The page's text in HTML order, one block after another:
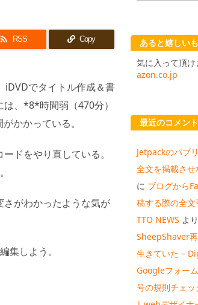
 RSS Copy
iDVDでタイトル作成＆書
、*8*時間弱（470分）
かかっている。
ドをやり直している。
さがわかったような気が
集しよう。
あると嬉しい
気に入って頂け
azon.co.jp
最近のコメント
Jetpackのパブ
全文を掲載さ
に ブログから
稿する際の全
TTO NEWS より
SheepShaver
生きていた –
Googleフォー
号の規則チェッ